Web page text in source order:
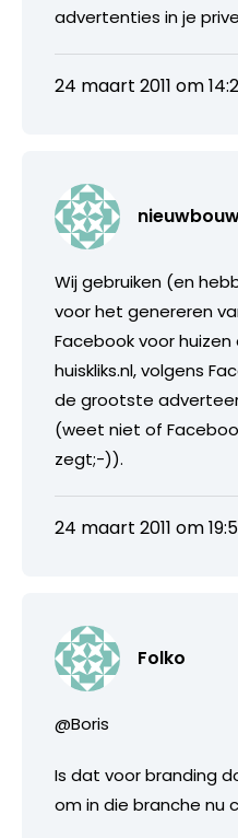
advertenties in je
24 maart 2011 om
Wij gebruiken (en
voor het genereren
Facebook voor
huiskliks.nl, volgens
de grootste
(weet niet of
zegt;-)).
24 maart 2011 om
Folko
@Boris
Is dat voor branding
om in die branche nu